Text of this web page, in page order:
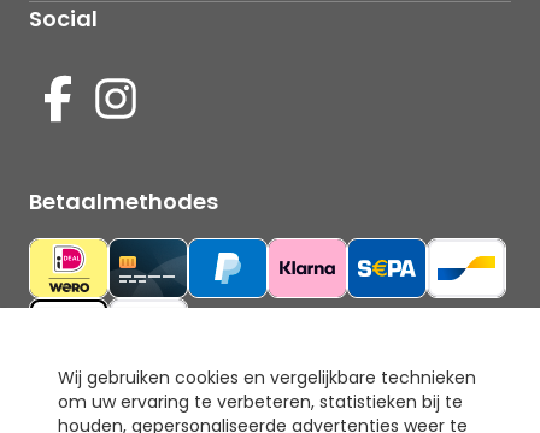
Wij gebruiken cookies en vergelijkbare technieken
om uw ervaring te verbeteren, statistieken bij te
houden, gepersonaliseerde advertenties weer te
Social
Betaalmethodes
Ons keurmerk